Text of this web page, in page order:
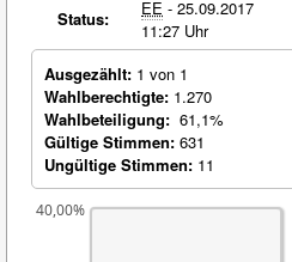
Status:
EE - 25.09.2017
11:27 Uhr
Ausgezählt: 1 von 1
Wahlberechtigte: 1.270
Wahlbeteiligung: 61,1%
Gültige Stimmen: 631
Ungültige Stimmen: 11
40,00%